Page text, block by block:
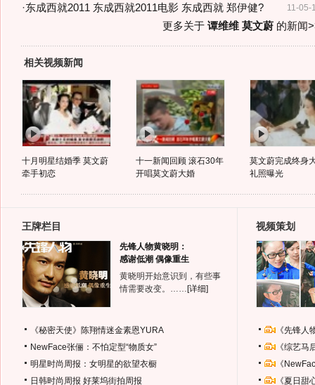
11-05-
·东成西就2011 东成西就2011电影 东成西就 郑伊健?
更多关于 谭维维 莫文蔚的新闻
相关视频新闻
十月明星结婚季 莫文蔚
牵手初恋
十一新闻回顾 滚石30年
开唱莫文蔚大婚
莫文蔚完成终身
礼照曝光
王牌栏目
先锋人物黄晓明：
感谢低潮 偶像重生
黄晓明开始意识到，有些事
情需要改变。…… [详细]
《秘密天使》陈翔情迷金素恩YURA
NewFace张俪：不怕定型“物质女”
明星时尚周报：女明星的欲望衣橱
日韩时尚周报 好莱坞街拍周报
视频策划
《先锋
《综艺
《
《夏日